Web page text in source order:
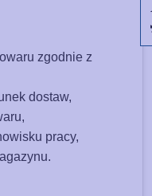
zgodnie z
dostaw,
pracy,